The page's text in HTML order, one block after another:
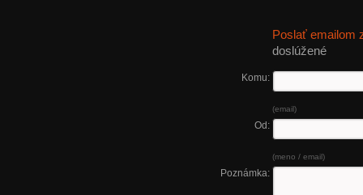
Poslať emailom
doslúžené
Komu:
(email)
Od:
(meno / email)
Poznámka: